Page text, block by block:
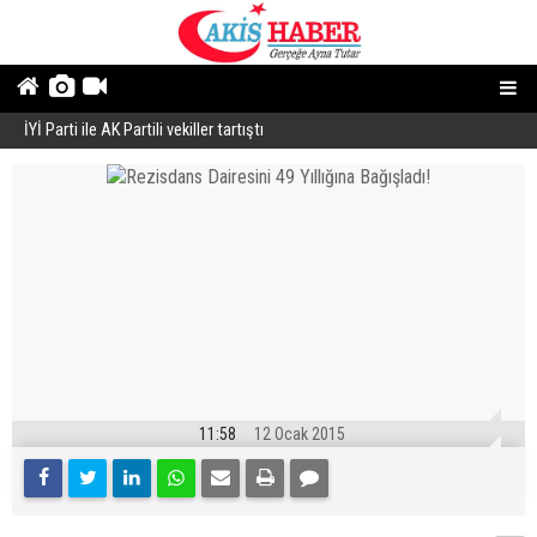
İYİ Parti ile AK Partili vekiller tartıştı
11:58 12 Ocak 2015